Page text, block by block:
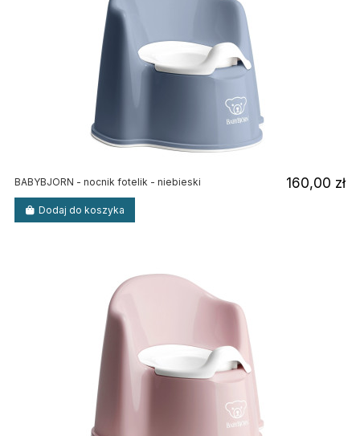
BABYBJORN - nocnik fotelik - niebieski 160,00 zł
Dodaj do koszyka